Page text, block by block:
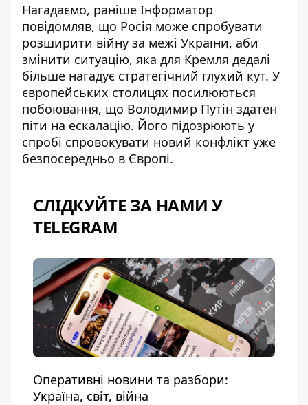
Нагадаємо, раніше Інформатор
повідомляв, що Росія може спробувати
розширити війну за межі України, аби
змінити ситуацію, яка для Кремля дедалі
більше нагадує стратегічний глухий кут. У
європейських столицях посилюються
побоювання, що Володимир Путін здатен
піти на ескалацію. Його підозрюють у
спробі спровокувати новий конфлікт уже
безпосередньо в Європі.
СЛІДКУЙТЕ ЗА НАМИ У
TELEGRAM
Оперативні новини та разбори:
Україна, світ, війна